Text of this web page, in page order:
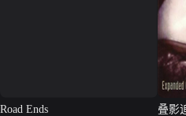
Road Ends
叠影